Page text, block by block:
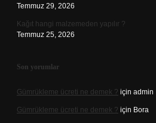
Temmuz 29, 2026
Kağıt hangi malzemeden yapılır ?
Temmuz 25, 2026
Son yorumlar
Gümrükleme ücreti ne demek ? için admin
Gümrükleme ücreti ne demek ? için Bora